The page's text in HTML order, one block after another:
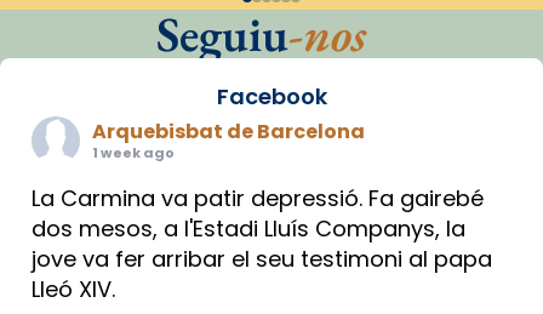
Seguiu-nos
Facebook
Arquebisbat de Barcelona
1 week ago
La Carmina va patir depressió. Fa gairebé
dos mesos, a l'Estadi Lluís Companys, la
jove va fer arribar el seu testimoni al papa
Lleó XIV.